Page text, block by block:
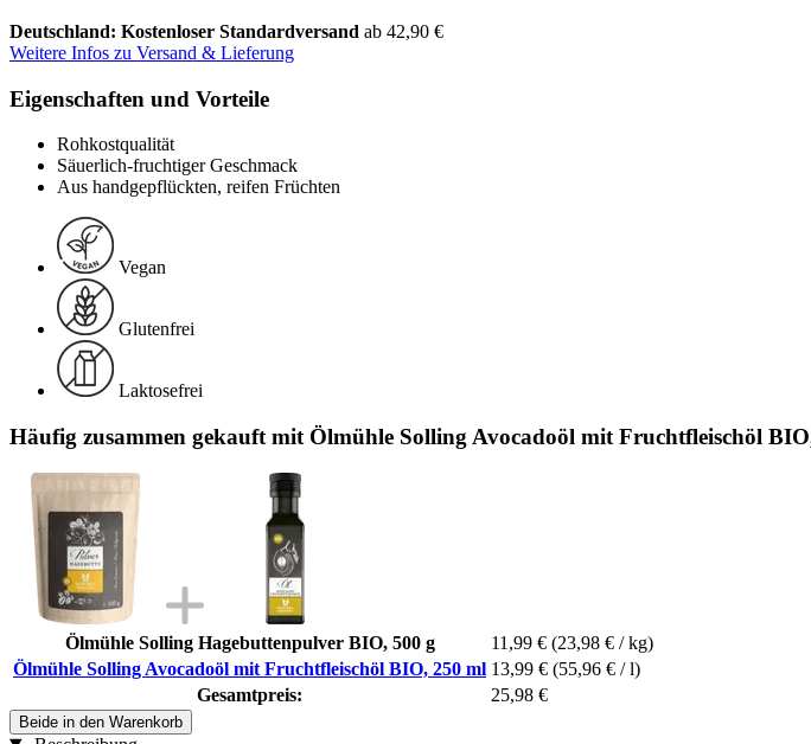
Deutschland: Kostenloser Standardversand ab 42,90 €
Weitere Infos zu Versand & Lieferung
Eigenschaften und Vorteile
Rohkostqualität
Säuerlich-fruchtiger Geschmack
Aus handgepflückten, reifen Früchten
Vegan
Glutenfrei
Laktosefrei
Häufig zusammen gekauft mit Ölmühle Solling Avocadoöl mit Fruchtfleischöl
Ölmühle Solling Hagebuttenpulver BIO, 500 g 11,99 € (23,98 € / kg)
Ölmühle Solling Avocadoöl mit Fruchtfleischöl BIO, 250 ml 13,99 € (55,96 € / l)
Gesamtpreis:
25,98 €
Beide in den Warenkorb